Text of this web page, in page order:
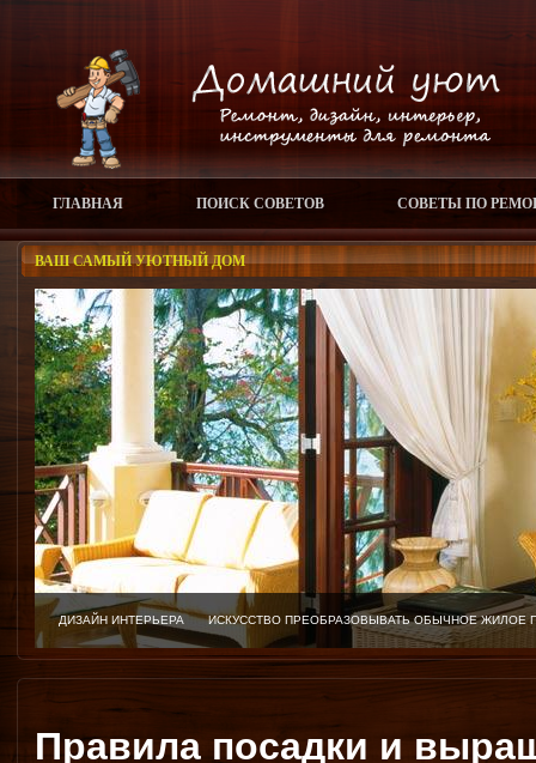
ГЛАВНАЯ ПОИСК СОВЕТОВ СОВЕТЫ ПО
ВАШ САМЫЙ УЮТНЫЙ ДОМ
ДИЗАЙН ИНТЕРЬЕРА ИСКУССТВО ПРЕОБРАЗОВЫВАТЬ ОБЫЧНОЕ
Правила посадки и